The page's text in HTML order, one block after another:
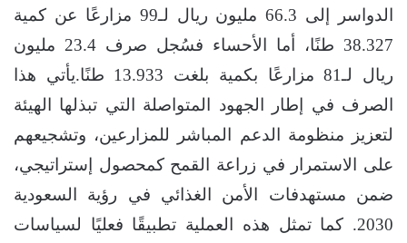
الدواسر إلى 66.3 مليون ريال لـ99 مزارعًا عن كمية
38.327 طنًا، أما الأحساء فسُجل صرف 23.4 مليون
ريال لـ81 مزارعًا بكمية بلغت 13.933 طنًا.يأتي هذا
الصرف في إطار الجهود المتواصلة التي تبذلها الهيئة
لتعزيز منظومة الدعم المباشر للمزارعين، وتشجيعهم
على الاستمرار في زراعة القمح كمحصول إستراتيجي،
ضمن مستهدفات الأمن الغذائي في رؤية السعودية
2030. كما تمثل هذه العملية تطبيقًا فعليًا لسياسات